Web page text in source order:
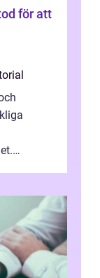
för att